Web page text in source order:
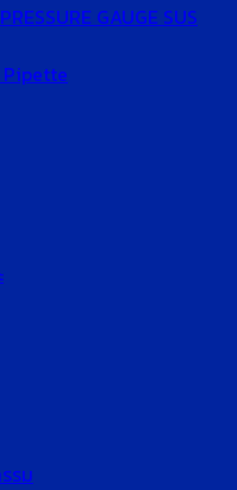
GAUGE SUS
Pipette
รม